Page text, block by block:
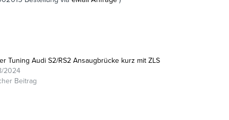
Tuning Audi S2/RS2 Ansaugbrücke kurz mit ZLS
2024
Beitrag